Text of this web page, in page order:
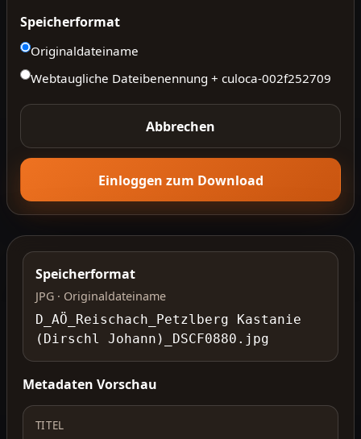
Speicherformat
Originaldateiname
Webtaugliche Dateibenennung + culoca-002f252709
Abbrechen
Einloggen zum Download
Speicherformat
JPG · Originaldateiname
D_AÖ_Reischach_Petzlberg Kastanie
(Dirschl Johann)_DSCF0880.jpg
Metadaten Vorschau
TITEL